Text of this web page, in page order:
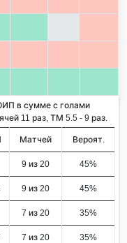
в сумме с голами
11 раз, ТМ 5.5 - 9 раз.
Матчей Вероят.
9 из 20 45%
9 из 20 45%
7 из 20 35%
7 из 20 35%